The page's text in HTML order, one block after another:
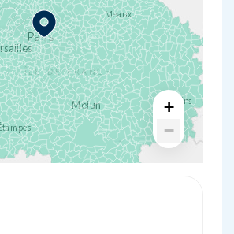
+
−